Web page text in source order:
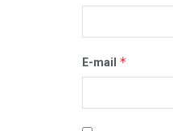
E-mail *